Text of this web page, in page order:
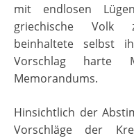
mit endlosen
griechische Volk
beinhaltete selbst
Vorschlag harte
Memorandums.
Hinsichtlich der
Vorschläge der